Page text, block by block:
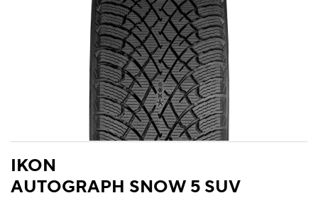
IKON
AUTOGRAPH SNOW 5 SUV